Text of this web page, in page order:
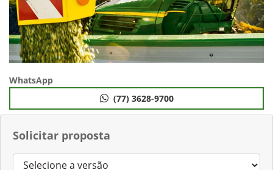
Solicitar proposta
WhatsApp
(77) 3628-9700